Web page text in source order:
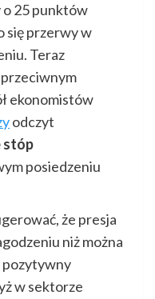
o 25 punktów
się przerwy w
Teraz
przeciwnym
ekonomistów
odczyt
stóp
posiedzeniu
że presja
niż można
pozytywny
w sektorze